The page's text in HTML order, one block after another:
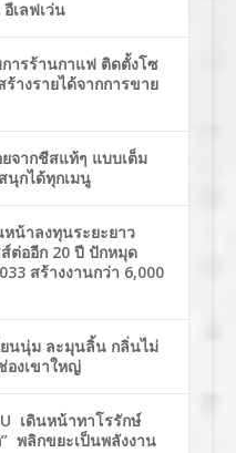
เลฟเว่น
ารร้านกาแฟ ติดตั้งโซ
างรายได้จากการขาย
จากชีสแท้ๆ แบบเต็ม
นุกได้ทุกเมนู
น้าลงทุนระยะยาว
ต่ออีก 20 ปี ปักหมุด
สร้างงานกว่า 6,000
ยนนุ่ม ละมุนลิ้น กลิ่นไม่
องเขาใหญ่
เดินหน้าทาโรรักษ์
พลิกขยะเป็นพลังงาน